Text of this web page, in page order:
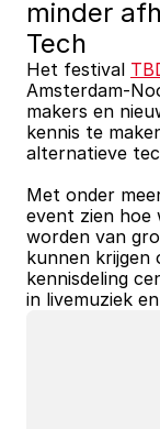
minder
Tech
Het festival
Amsterdam-
makers en
kennis te
alternatieve
Met onder
event zien hoe
worden van
kunnen krijgen
kennisdeling
in livemuziek